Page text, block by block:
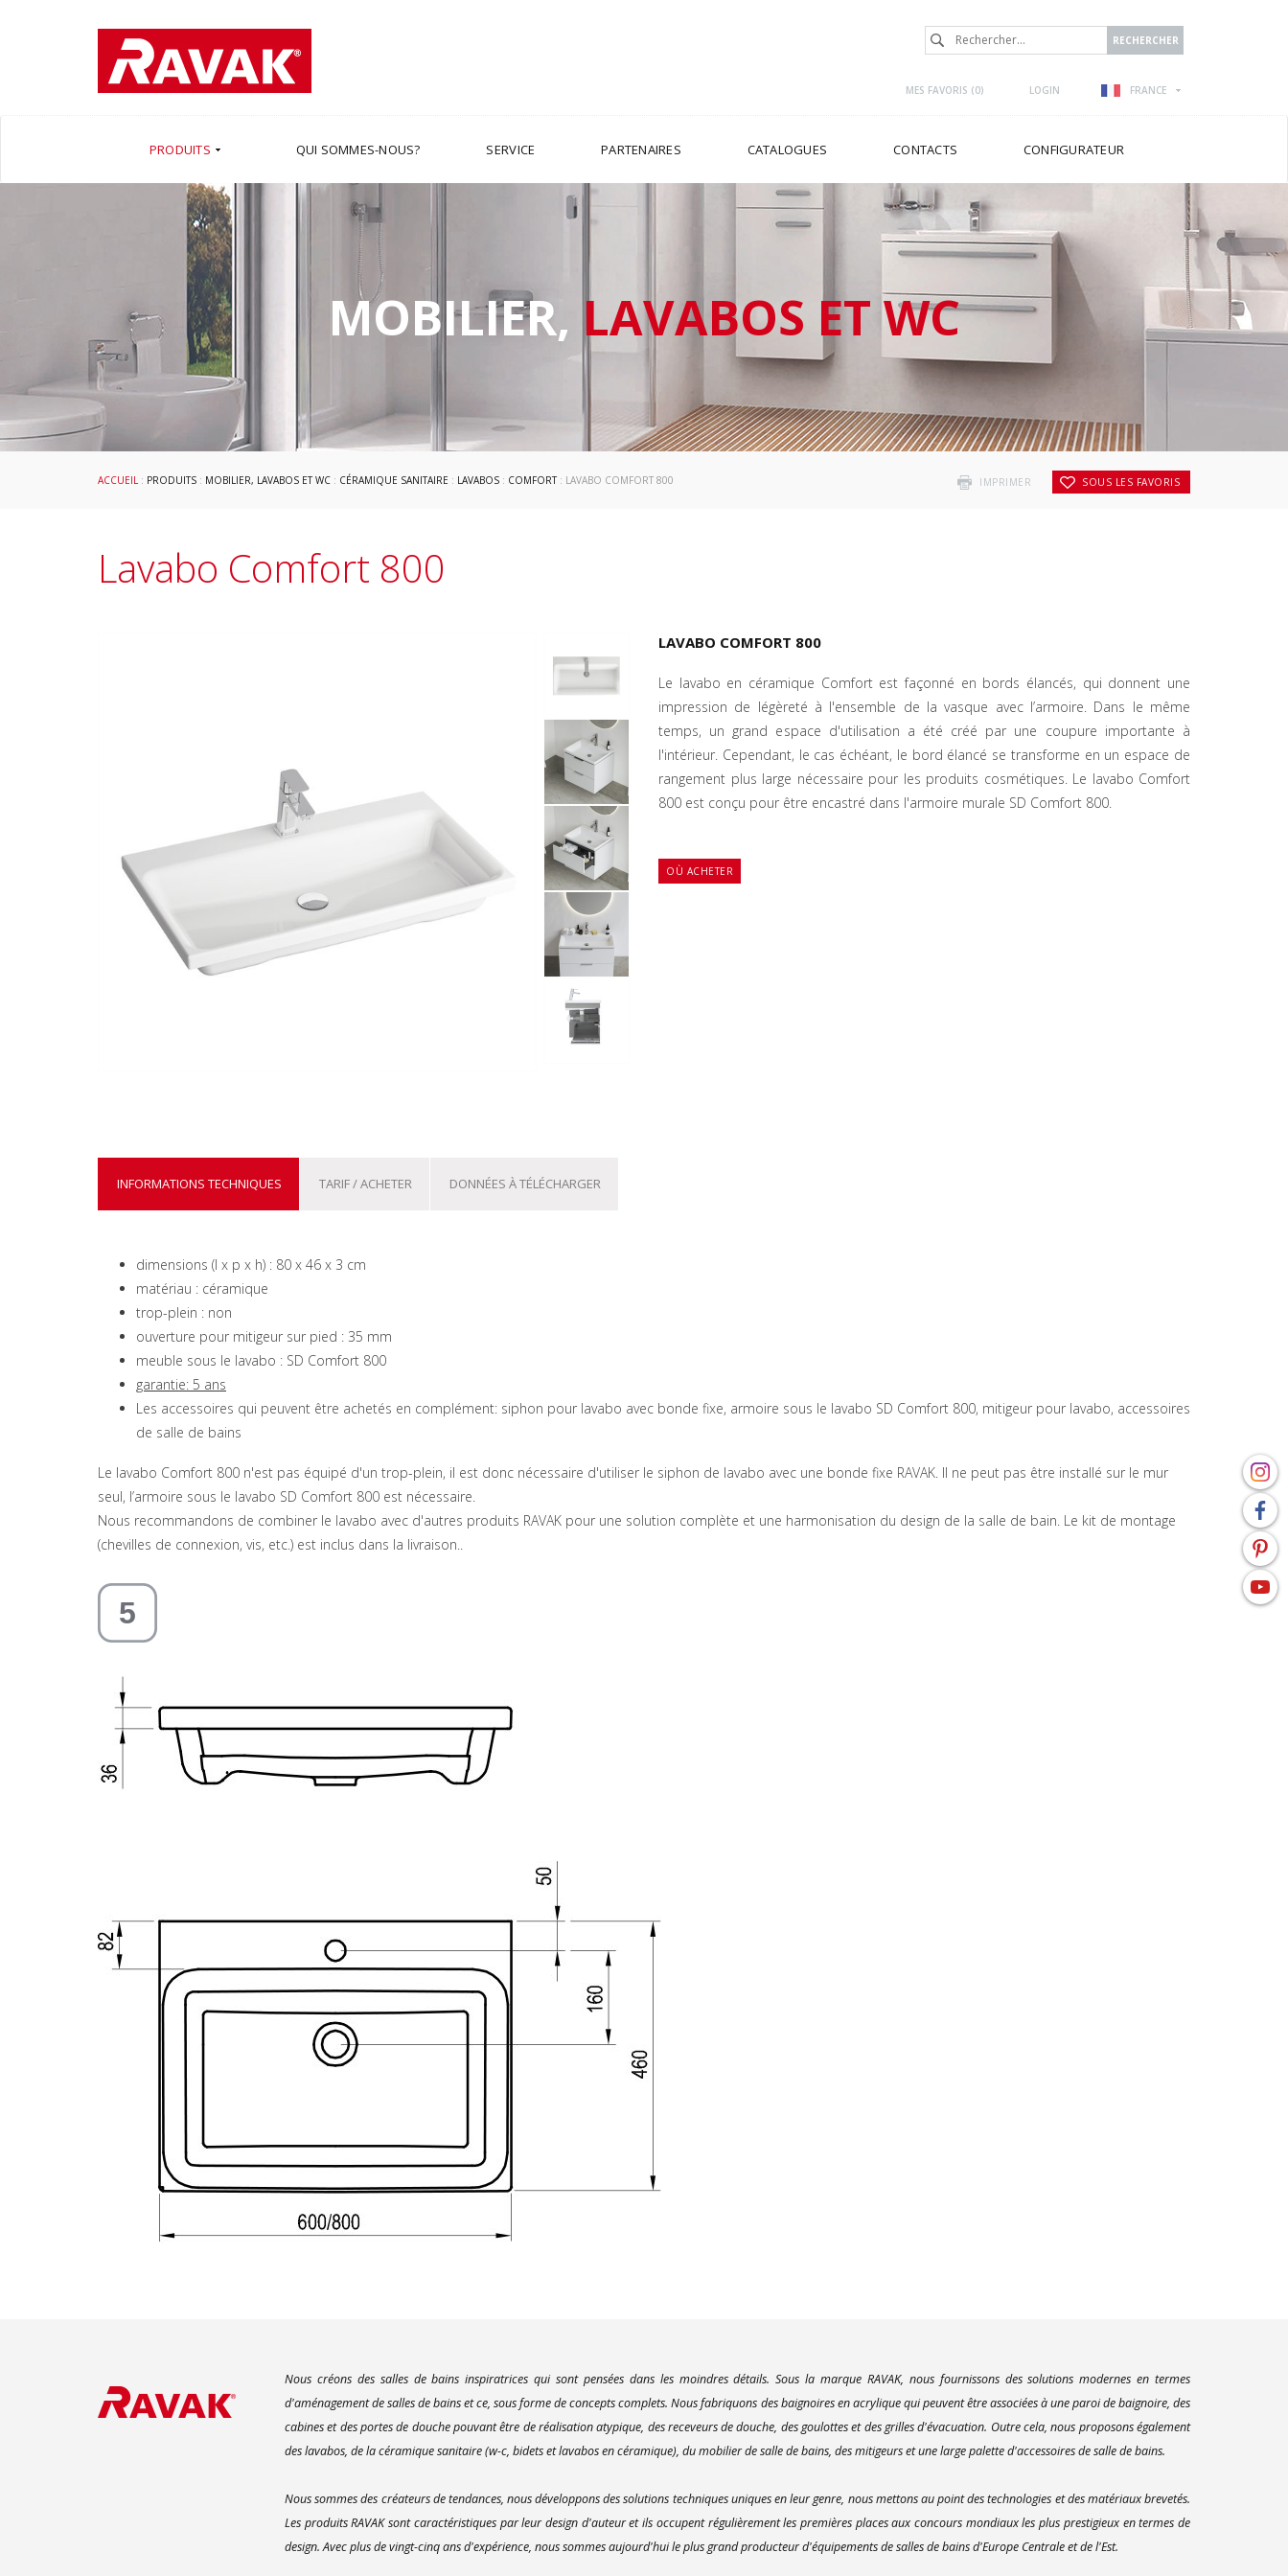
MES FAVORIS (0) LOGIN FRANCE
PRODUITS QUI SOMMES-NOUS? SERVICE PARTENAIRES CATALOGUES CONTACTS CONFIGURATEUR
MOBILIER, LAVABOS ET WC
IMPRIMER SOUS LES FAVORIS
ACCUEIL : PRODUITS : MOBILIER, LAVABOS ET WC : CÉRAMIQUE SANITAIRE : LAVABOS : COMFORT: LAVABO COMFORT 800
Lavabo Comfort 800
LAVABO COMFORT 800
Le lavabo en céramique Comfort est façonné en bords élancés, qui donnent une
impression de légèreté à l'ensemble de la vasque avec l’armoire. Dans le même
temps, un grand espace d'utilisation a été créé par une coupure importante à
l'intérieur. Cependant, le cas échéant, le bord élancé se transforme en un espace de
rangement plus large nécessaire pour les produits cosmétiques. Le lavabo Comfort
800 est conçu pour être encastré dans l'armoire murale SD Comfort 800.
OÙ ACHETER
INFORMATIONS TECHNIQUES TARIF / ACHETER DONNÉES À TÉLÉCHARGER
dimensions (l x p x h) : 80 x 46 x 3 cm
matériau : céramique
trop-plein : non
ouverture pour mitigeur sur pied : 35 mm
meuble sous le lavabo : SD Comfort 800
garantie: 5 ans
Les accessoires qui peuvent être achetés en complément: siphon pour lavabo avec bonde fixe, armoire sous le lavabo SD Comfort 800, mitigeur pour lavabo, accessoires
de salle de bains
Le lavabo Comfort 800 n'est pas équipé d'un trop-plein, il est donc nécessaire d'utiliser le siphon de lavabo avec une bonde fixe RAVAK. Il ne peut pas être installé sur le mur
seul, l’armoire sous le lavabo SD Comfort 800 est nécessaire.
Nous recommandons de combiner le lavabo avec d'autres produits RAVAK pour une solution complète et une harmonisation du design de la salle de bain. Le kit de montage
(chevilles de connexion, vis, etc.) est inclus dans la livraison..
Nous créons des salles de bains inspiratrices qui sont pensées dans les moindres détails. Sous la marque RAVAK, nous fournissons des solutions modernes en termes
d'aménagement de salles de bains et ce, sous forme de concepts complets. Nous fabriquons des baignoires en acrylique qui peuvent être associées à une paroi de baignoire, des
cabines et des portes de douche pouvant être de réalisation atypique, des receveurs de douche, des goulottes et des grilles d'évacuation. Outre cela, nous proposons également
des lavabos, de la céramique sanitaire (w-c, bidets et lavabos en céramique), du mobilier de salle de bains, des mitigeurs et une large palette d'accessoires de salle de bains.
Nous sommes des créateurs de tendances, nous développons des solutions techniques uniques en leur genre, nous mettons au point des technologies et des matériaux brevetés.
Les produits RAVAK sont caractéristiques par leur design d'auteur et ils occupent régulièrement les premières places aux concours mondiaux les plus prestigieux en termes de
design. Avec plus de vingt-cinq ans d'expérience, nous sommes aujourd'hui le plus grand producteur d'équipements de salles de bains d'Europe Centrale et de l'Est.